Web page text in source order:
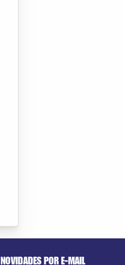
NOVIDADES POR E-MAIL